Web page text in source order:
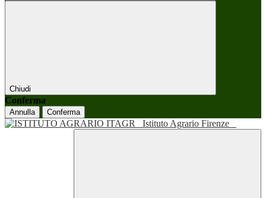
Chiudi
Conferma
Annulla Conferma
Istituto Agrario Firenze